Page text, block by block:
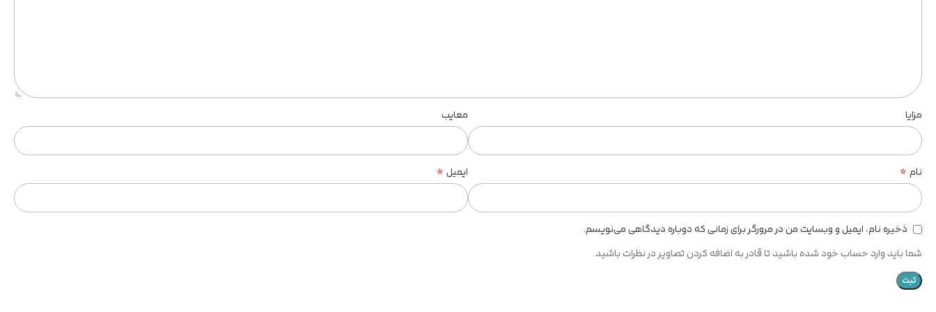
مزایا معایب
نام * ایمیل *
ذخیره نام، ایمیل و وبسایت من در مرورگر برای زمانی که دوباره دیدگاهی می‌نویسم.
شما باید وارد حساب خود شده باشید تا قادر به اضافه کردن تصاویر در نظرات باشید.